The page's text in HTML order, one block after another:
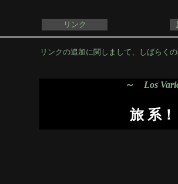
リンク
リンクの追加に関しまして、しばらく
～ Los
旅 系！